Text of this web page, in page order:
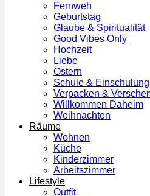
Fernweh
Geburtstag
Glaube & Spiritualität
Good Vibes Only
Hochzeit
Liebe
Ostern
Schule & Einschulung
Verpacken &
Willkommen Daheim
Weihnachten
Räume
Wohnen
Küche
Kinderzimmer
Arbeitszimmer
Lifestyle
Outfit